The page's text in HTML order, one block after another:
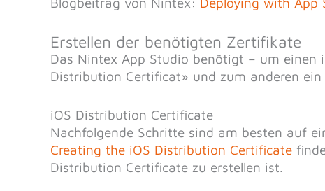
Erstellen der benötigten Zertifikate
Das Nintex App Studio benötigt – um einen
Distribution Certificat» und zum anderen ein
iOS Distribution Certificate
Nachfolgende Schritte sind am besten auf
Creating the iOS Distribution Certificate
Distribution Certificate zu erstellen ist.